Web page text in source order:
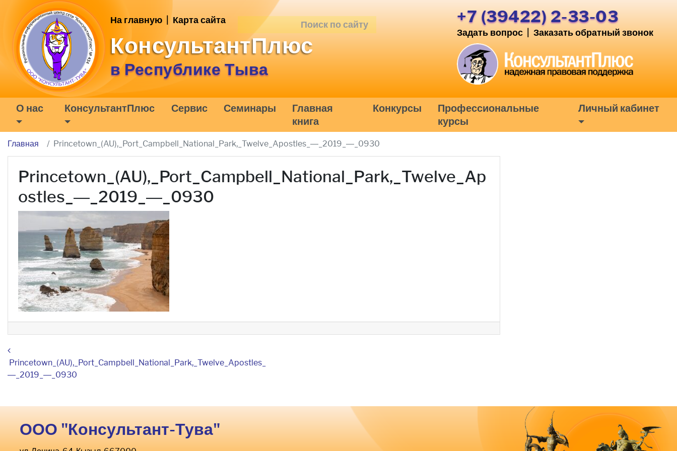
На главную Карта сайта
КонсультантПлюс
в Республике Тыва
+7 (39422) 2-33-03
Задать вопрос Заказать обратный звонок
О нас КонсультантПлюс Сервис Семинары
Главная
книга
Конкурсы
Профессиональные
курсы
Личный кабинет
Главная Princetown_(AU),_Port_Campbell_National_Park,_Twelve_Apostles_—_2019_—_0930
Princetown_(AU),_Port_Campbell_National_Park,_Twelve_Ap
ostles_—_2019_—_0930
Навигация по записям
Princetown_(AU),_Port_Campbell_National_Park,_Twelve_Apostles_
—_2019_—_0930
ООО "Консультант-Тува"